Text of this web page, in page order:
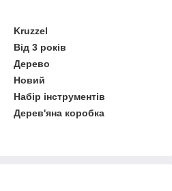
Kruzzel
Від 3 років
Дерево
Новий
Набір інструментів
Дерев'яна коробка